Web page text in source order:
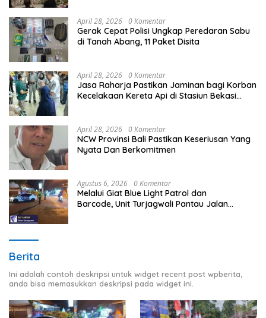
April 28, 2026 0 Komentar
Gerak Cepat Polisi Ungkap Peredaran Sabu
di Tanah Abang, 11 Paket Disita
April 28, 2026 0 Komentar
Jasa Raharja Pastikan Jaminan bagi Korban
Kecelakaan Kereta Api di Stasiun Bekasi
April 28, 2026 0 Komentar
NCW Provinsi Bali Pastikan Keseriusan Yang
Nyata Dan Berkomitmen
Agustus 6, 2026 0 Komentar
Melalui Giat Blue Light Patrol dan
Barcode, Unit Turjagwali Pantau Jalan
Berita
Ini adalah contoh deskripsi untuk widget recent post wpberita,
anda bisa memasukkan deskripsi pada widget ini.